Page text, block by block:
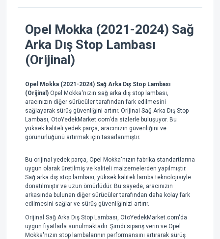
Opel Mokka (2021-2024) Sağ
Arka Dış Stop Lambası
(Orijinal)
Opel Mokka (2021-2024) Sağ Arka Dış Stop Lambası
(Orijinal) Opel Mokka'nızın sağ arka dış stop lambası,
aracınızın diğer sürücüler tarafından fark edilmesini
sağlayarak sürüş güvenliğini artırır. Orijinal Sağ Arka Dış Stop
Lambası, OtoYedekMarket.com'da sizlerle buluşuyor. Bu
yüksek kaliteli yedek parça, aracınızın güvenliğini ve
görünürlüğünü artırmak için tasarlanmıştır.
Bu orijinal yedek parça, Opel Mokka'nızın fabrika standartlarına
uygun olarak üretilmiş ve kaliteli malzemelerden yapılmıştır.
Sağ arka dış stop lambası, yüksek kaliteli lamba teknolojisiyle
donatılmıştır ve uzun ömürlüdür. Bu sayede, aracınızın
arkasında bulunan diğer sürücüler tarafından daha kolay fark
edilmesini sağlar ve sürüş güvenliğinizi artırır.
Orijinal Sağ Arka Dış Stop Lambası, OtoYedekMarket.com'da
uygun fiyatlarla sunulmaktadır. Şimdi sipariş verin ve Opel
Mokka'nızın stop lambalarının performansını artırarak sürüş